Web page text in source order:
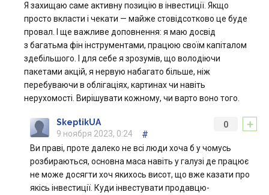
Я захищаю саме активну позицію в інвестиції. Якщо
просто вкласти і чекати — майже стовідсотково це буде
провал. І ще важливе доповнення: я маю досвід
з багатьма фін інструментами, працюю своїм капіталом
здебільшого. І для себе я зрозумів, що володіючи
пакетами акцій, я нервую набагато більше, ніж
перебуваючи в облігаціях, картинах чи навіть
нерухомості. Вирішувати кожному, чи варто воно того.
+
0
SkeptikUA
9 ноября 2023, 0:24
#
Ви праві, проте далеко не всі люди хоча б у чомусь
розбираються, основна маса навіть у галузі де працює
не може досягти хоч якихось висот, що вже казати про
якісь інвестиції. Куди інвестувати продавцю-